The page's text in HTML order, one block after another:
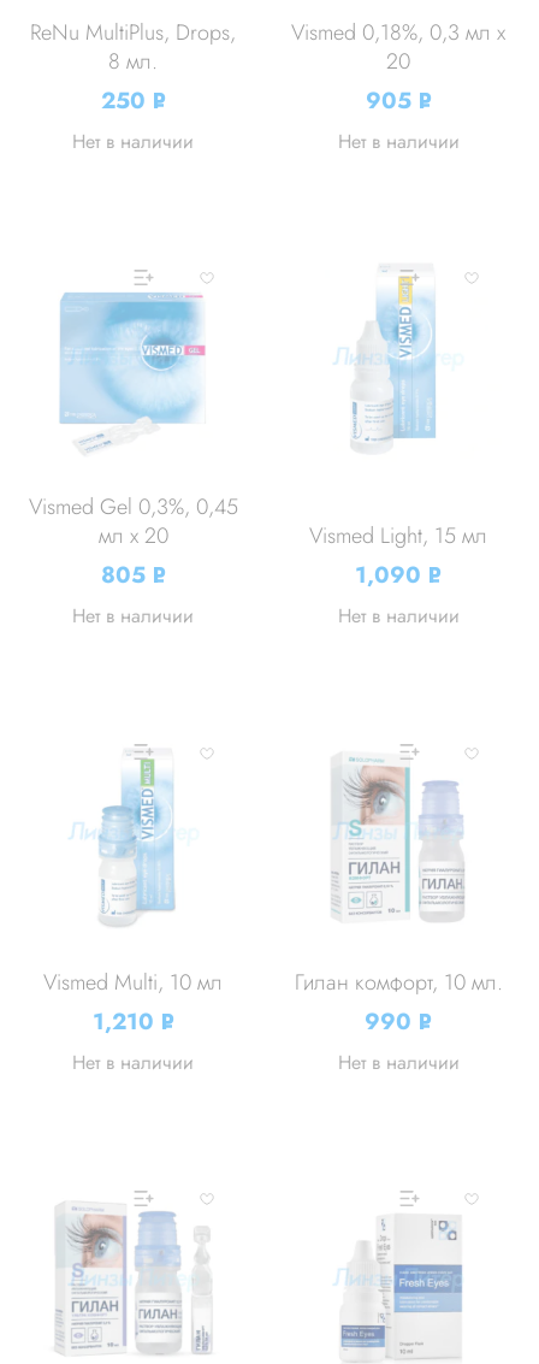
ReNu MultiPlus, Drops,
8 мл.
250 Р
Нет в наличии
Vismed 0,18%, 0,3 мл x
20
905 Р
Нет в наличии
Vismed Gel 0,3%, 0,45
мл x 20
805 Р
Нет в наличии
Vismed Light, 15 мл
1,090 Р
Нет в наличии
Vismed Multi, 10 мл
1,210 Р
Нет в наличии
Гилан комфорт, 10 мл.
990 Р
Нет в наличии